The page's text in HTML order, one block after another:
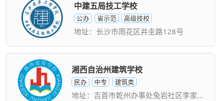
中建五局技工学校
公办 省示范 高级技校
地址：长沙市雨花区井圭路128号
湘西自治州建筑学校
民办 中专 建筑类
地址：吉首市乾州办事处兔岩社区李家垴13号